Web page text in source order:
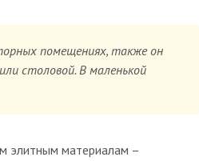
помещениях, также он
столовой. В маленькой
элитным материалам –